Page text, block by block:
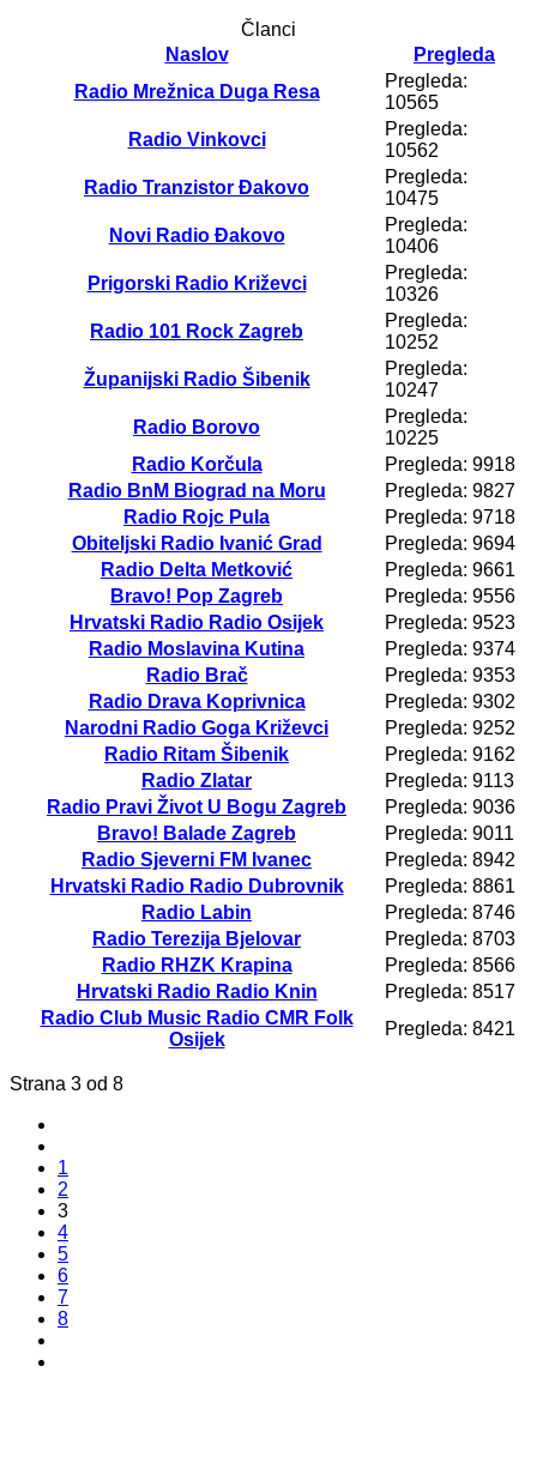
Članci
Naslov
Pregleda
Radio Mrežnica Duga Resa
Pregleda:
10565
Radio Vinkovci
Pregleda:
10562
Radio Tranzistor Đakovo
Pregleda:
10475
Novi Radio Đakovo
Pregleda:
10406
Prigorski Radio Križevci
Pregleda:
10326
Radio 101 Rock Zagreb
Pregleda:
10252
Županijski Radio Šibenik
Pregleda:
10247
Radio Borovo
Pregleda:
10225
Radio Korčula
Pregleda: 9918
Radio BnM Biograd na Moru
Pregleda: 9827
Radio Rojc Pula
Pregleda: 9718
Obiteljski Radio Ivanić Grad
Pregleda: 9694
Radio Delta Metković
Pregleda: 9661
Bravo! Pop Zagreb
Pregleda: 9556
Hrvatski Radio Radio Osijek
Pregleda: 9523
Radio Moslavina Kutina
Pregleda: 9374
Radio Brač
Pregleda: 9353
Radio Drava Koprivnica
Pregleda: 9302
Narodni Radio Goga Križevci
Pregleda: 9252
Radio Ritam Šibenik
Pregleda: 9162
Radio Zlatar
Pregleda: 9113
Radio Pravi Život U Bogu Zagreb
Pregleda: 9036
Bravo! Balade Zagreb
Pregleda: 9011
Radio Sjeverni FM Ivanec
Pregleda: 8942
Hrvatski Radio Radio Dubrovnik
Pregleda: 8861
Radio Labin
Pregleda: 8746
Radio Terezija Bjelovar
Pregleda: 8703
Radio RHZK Krapina
Pregleda: 8566
Hrvatski Radio Radio Knin
Pregleda: 8517
Radio Club Music Radio CMR Folk
Osijek
Pregleda: 8421
Strana 3 od 8
1
2
3
4
5
6
7
8